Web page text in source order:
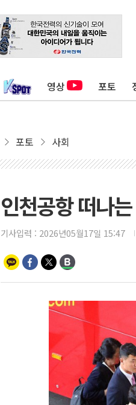
영상 포토
포토 사회
인천공항 떠나
기사입력 : 2026년05월17일 15:47